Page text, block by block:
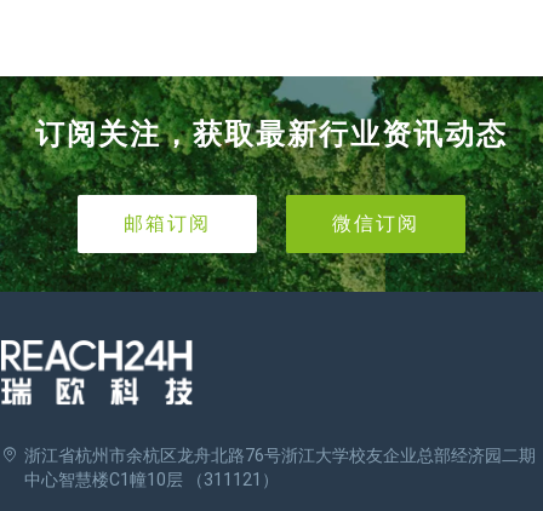
订阅关注，获取最新行业资讯动态
邮箱订阅 微信订阅
浙江省杭州市余杭区龙舟北路76号浙江大学校友企业总部经济园二期
中心智慧楼C1幢10层 （311121）